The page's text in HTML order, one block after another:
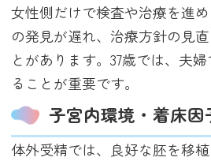
女性側だけで検査や治療を進
の発見が遅れ、治療方針の見
とがあります。37歳では、夫
ることが重要です。
子宮内環境・着床因
体外受精では、良好な胚を移